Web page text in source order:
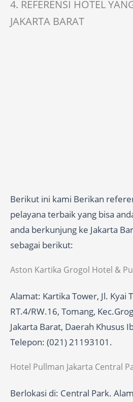
4. REFERENSI HOTEL
JAKARTA BARAT
Berikut ini kami Berikan
pelayana terbaik yang bisa
anda berkunjung ke Jakarta
sebagai berikut:
Aston Kartika Grogol Hotel &
Alamat: Kartika Tower, Jl. Kyai
RT.4/RW.16, Tomang,
Jakarta Barat, Daerah Khusus
Telepon: (021) 21193101.
Hotel Pullman Jakarta Central
Berlokasi di: Central Park.